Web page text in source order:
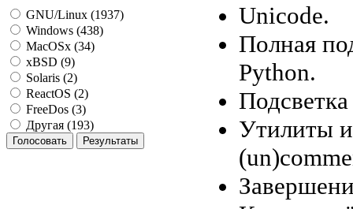
GNU/Linux (1937)
Windows (438)
MacOSx (34)
xBSD (9)
Solaris (2)
ReactOS (2)
FreeDos (3)
Другая (193)
Unicode.
Полная
Python.
Утилиты